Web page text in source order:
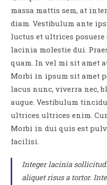
massa mattis sem, at
diam. Vestibulum ante
luctus et ultrices
lacinia molestie dui.
quam. In vel mi sit amet
Morbi in ipsum sit amet
lacus nunc, viverra nec,
augue. Vestibulum
ultrices ultrices enim.
Morbi in dui quis est
facilisi.
Integer lacinia
aliquet risus a tortor.